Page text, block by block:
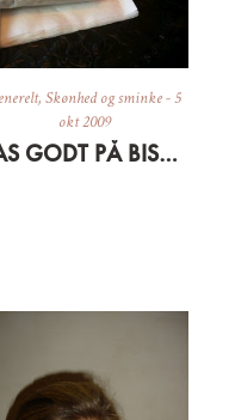
,Skønhed og sminke-5
okt 2009
PAS GODT PÅ BISSERNE OG HUDEN